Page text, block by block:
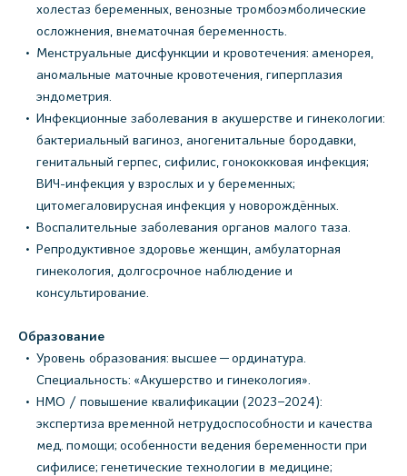
холестаз беременных, венозные тромбоэмболические
осложнения, внематочная беременность.
Менструальные дисфункции и кровотечения: аменорея,
аномальные маточные кровотечения, гиперплазия
эндометрия.
Инфекционные заболевания в акушерстве и гинекологии:
бактериальный вагиноз, аногенитальные бородавки,
генитальный герпес, сифилис, гонококковая инфекция;
ВИЧ-инфекция у взрослых и у беременных;
цитомегаловирусная инфекция у новорождённых.
Воспалительные заболевания органов малого таза.
Репродуктивное здоровье женщин, амбулаторная
гинекология, долгосрочное наблюдение и
консультирование.
Образование
Уровень образования: высшее — ординатура.
Специальность: «Акушерство и гинекология».
НМО / повышение квалификации (2023–2024):
экспертиза временной нетрудоспособности и качества
мед. помощи; особенности ведения беременности при
сифилисе; генетические технологии в медицине;